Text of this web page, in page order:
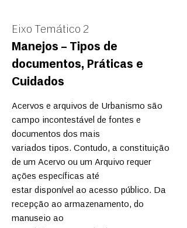
Eixo Temático 2
Manejos – Tipos de
documentos, Práticas e
Cuidados
Acervos e arquivos de Urbanismo são
campo incontestável de fontes e
documentos dos mais
variados tipos. Contudo, a constituição
de um Acervo ou um Arquivo requer
ações específicas até
estar disponível ao acesso público. Da
recepção ao armazenamento, do
manuseio ao